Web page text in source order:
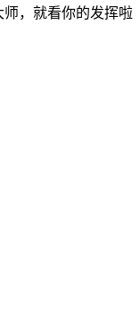
，就看你的发挥啦